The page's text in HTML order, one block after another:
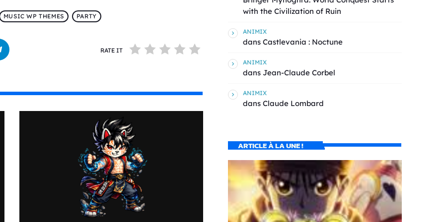
MUSIC WP THEMES PARTY
RATE IT
with the Civilization of Ruin
ANIMIX
dans Castlevania : Noctune
ANIMIX
dans Jean-Claude Corbel
ANIMIX
dans Claude Lombard
ARTICLE À LA UNE !